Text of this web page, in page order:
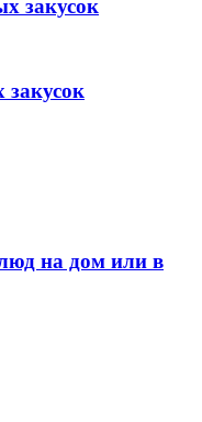
закусок
закусок
на дом или в